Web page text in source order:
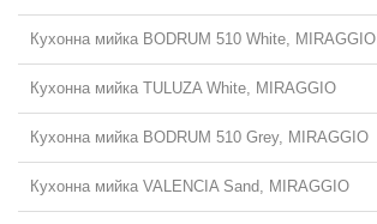
Кухонна мийка BODRUM 510 White, MIRAGGIO
Кухонна мийка TULUZA White, MIRAGGIO
Кухонна мийка BODRUM 510 Grey, MIRAGGIO
Кухонна мийка VALENCIA Sand, MIRAGGIO